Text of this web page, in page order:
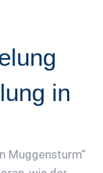
in
Muggensturm“